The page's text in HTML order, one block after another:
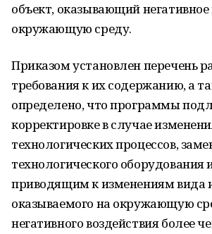
объект, оказывающий негативное
окружающую среду.
Приказом установлен перечень
требования к их содержанию, а
определено, что программы
корректировке в случае
технологических процессов,
технологического оборудования
приводящим к изменениям вида
оказываемого на окружающую
негативного воздействия более